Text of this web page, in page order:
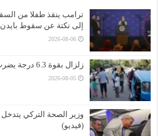
ترامب ينقذ طفلا من
إلى نكتة عن سقوط بايدن
2026-08-06
زلزال بقوة 6.3 درجة يضرب جنوب الفلبين (فيديو)
2026-08-05
وزير الصحة التركي
(فيديو)